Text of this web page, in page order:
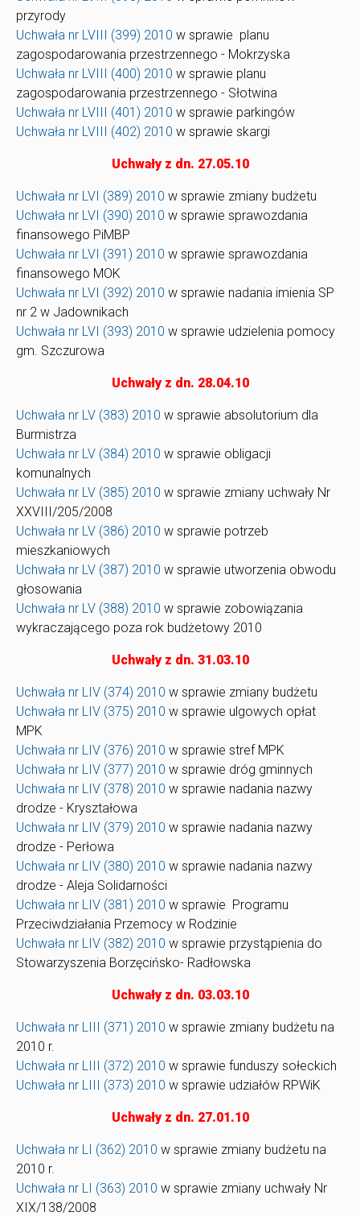
przyrody
Uchwała nr LVIII (399) 2010 w sprawie planu
zagospodarowania przestrzennego - Mokrzyska
Uchwała nr LVIII (400) 2010 w sprawie planu
zagospodarowania przestrzennego - Słotwina
Uchwała nr LVIII (401) 2010 w sprawie parkingów
Uchwała nr LVIII (402) 2010 w sprawie skargi
Uchwały z dn. 27.05.10
Uchwała nr LVI (389) 2010 w sprawie zmiany budżetu
Uchwała nr LVI (390) 2010 w sprawie sprawozdania
finansowego PiMBP
Uchwała nr LVI (391) 2010 w sprawie sprawozdania
finansowego MOK
Uchwała nr LVI (392) 2010 w sprawie nadania imienia SP
nr 2 w Jadownikach
Uchwała nr LVI (393) 2010 w sprawie udzielenia pomocy
gm. Szczurowa
Uchwały z dn. 28.04.10
Uchwała nr LV (383) 2010 w sprawie absolutorium dla
Burmistrza
Uchwała nr LV (384) 2010 w sprawie obligacji
komunalnych
Uchwała nr LV (385) 2010 w sprawie zmiany uchwały Nr
XXVIII/205/2008
Uchwała nr LV (386) 2010 w sprawie potrzeb
mieszkaniowych
Uchwała nr LV (387) 2010 w sprawie utworzenia obwodu
głosowania
Uchwała nr LV (388) 2010 w sprawie zobowiązania
wykraczającego poza rok budżetowy 2010
Uchwały z dn. 31.03.10
Uchwała nr LIV (374) 2010 w sprawie zmiany budżetu
Uchwała nr LIV (375) 2010 w sprawie ulgowych opłat
MPK
Uchwała nr LIV (376) 2010 w sprawie stref MPK
Uchwała nr LIV (377) 2010 w sprawie dróg gminnych
Uchwała nr LIV (378) 2010 w sprawie nadania nazwy
drodze - Kryształowa
Uchwała nr LIV (379) 2010 w sprawie nadania nazwy
drodze - Perłowa
Uchwała nr LIV (380) 2010 w sprawie nadania nazwy
drodze - Aleja Solidarności
Uchwała nr LIV (381) 2010 w sprawie Programu
Przeciwdziałania Przemocy w Rodzinie
Uchwała nr LIV (382) 2010 w sprawie przystąpienia do
Stowarzyszenia Borzęcińsko- Radłowska
Uchwały z dn. 03.03.10
Uchwała nr LIII (371) 2010 w sprawie zmiany budżetu na
2010 r.
Uchwała nr LIII (372) 2010 w sprawie funduszy sołeckich
Uchwała nr LIII (373) 2010 w sprawie udziałów RPWiK
Uchwały z dn. 27.01.10
Uchwała nr LI (362) 2010 w sprawie zmiany budżetu na
2010 r.
Uchwała nr LI (363) 2010 w sprawie zmiany uchwały Nr
XIX/138/2008